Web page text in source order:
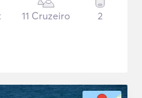
11 Cruzeiro 2